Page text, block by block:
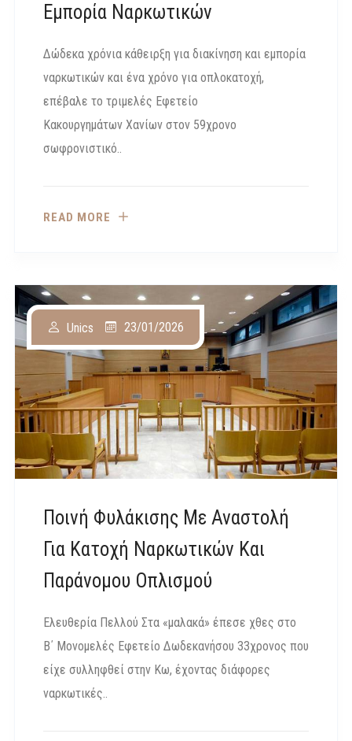
Εμπορία Ναρκωτικών
Δώδεκα χρόνια κάθειρξη για διακίνηση και εμπορία
ναρκωτικών και ένα χρόνο για οπλοκατοχή,
επέβαλε το τριμελές Εφετείο
Κακουργημάτων Χανίων στον 59χρονο
σωφρονιστικό..
READ MORE
Ποινή Φυλάκισης Με Αναστολή
Για Κατοχή Ναρκωτικών Και
Παράνομου Οπλισμού
Unics 23/01/2026
Ελευθερία Πελλού Στα «μαλακά» έπεσε χθες στο
Β΄ Μονομελές Εφετείο Δωδεκανήσου 33χρονος που
είχε συλληφθεί στην Κω, έχοντας διάφορες
ναρκωτικές..